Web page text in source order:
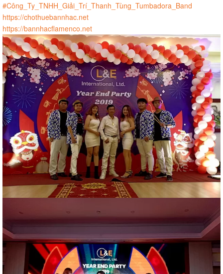
#Công_Ty_TNHH_Giải_Trí_Thanh_Tùng_Tumbadora_Band
https://chothuebannhac.net
https://bannhacflamenco.net